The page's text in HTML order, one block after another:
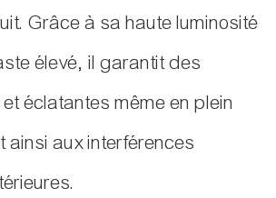
Grâce à sa haute luminosité
élevé, il garantit des
éclatantes même en plein
ainsi aux interférences